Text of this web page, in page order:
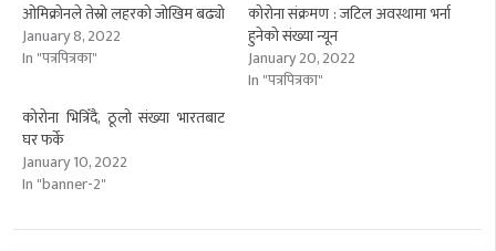
ओमिक्रोनले तेस्रो लहरको जोखिम बढ्यो
January 8, 2022
In "पत्रपित्रका"
कोरोना संक्रमण : जटिल अवस्थामा भर्ना
हुनेको संख्या न्यून
January 20, 2022
In "पत्रपित्रका"
कोरोना भित्रिँदै, ठूलो संख्या भारतबाट
घर फर्के
January 10, 2022
In "banner-2"